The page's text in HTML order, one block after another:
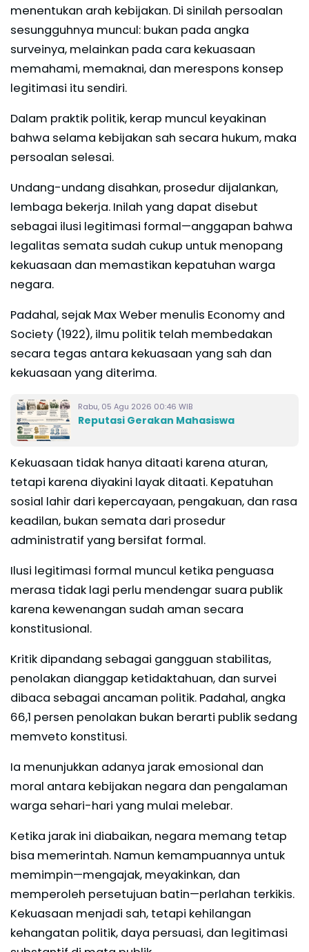
menentukan arah kebijakan. Di sinilah persoalan
sesungguhnya muncul: bukan pada angka
surveinya, melainkan pada cara kekuasaan
memahami, memaknai, dan merespons konsep
legitimasi itu sendiri.
Dalam praktik politik, kerap muncul keyakinan
bahwa selama kebijakan sah secara hukum, maka
persoalan selesai.
Undang-undang disahkan, prosedur dijalankan,
lembaga bekerja. Inilah yang dapat disebut
sebagai ilusi legitimasi formal—anggapan bahwa
legalitas semata sudah cukup untuk menopang
kekuasaan dan memastikan kepatuhan warga
negara.
Padahal, sejak Max Weber menulis Economy and
Society (1922), ilmu politik telah membedakan
secara tegas antara kekuasaan yang sah dan
kekuasaan yang diterima.
Rabu, 05 Agu 2026 00:46 WIB
Reputasi Gerakan Mahasiswa
Kekuasaan tidak hanya ditaati karena aturan,
tetapi karena diyakini layak ditaati. Kepatuhan
sosial lahir dari kepercayaan, pengakuan, dan rasa
keadilan, bukan semata dari prosedur
administratif yang bersifat formal.
Ilusi legitimasi formal muncul ketika penguasa
merasa tidak lagi perlu mendengar suara publik
karena kewenangan sudah aman secara
konstitusional.
Kritik dipandang sebagai gangguan stabilitas,
penolakan dianggap ketidaktahuan, dan survei
dibaca sebagai ancaman politik. Padahal, angka
66,1 persen penolakan bukan berarti publik sedang
memveto konstitusi.
Ia menunjukkan adanya jarak emosional dan
moral antara kebijakan negara dan pengalaman
warga sehari-hari yang mulai melebar.
Ketika jarak ini diabaikan, negara memang tetap
bisa memerintah. Namun kemampuannya untuk
memimpin—mengajak, meyakinkan, dan
memperoleh persetujuan batin—perlahan terkikis.
Kekuasaan menjadi sah, tetapi kehilangan
kehangatan politik, daya persuasi, dan legitimasi